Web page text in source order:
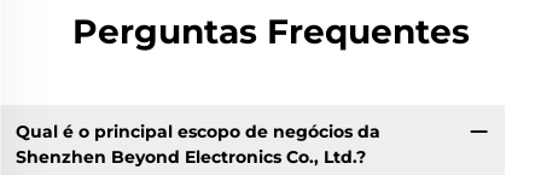
Perguntas Frequentes
Qual é o principal escopo de negócios da
Shenzhen Beyond Electronics Co., Ltd.?